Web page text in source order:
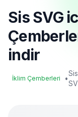
Sis SVG
indir
İklim Çemberleri •